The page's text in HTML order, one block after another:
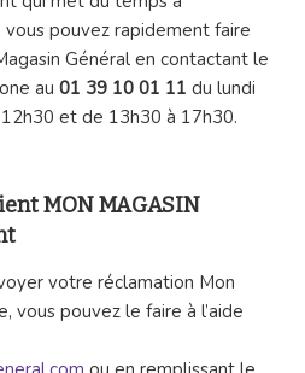
pouvez rapidement faire
Général en contactant le
au 01 39 10 01 11 du lundi
et de 13h30 à 17h30.
MON MAGASIN
votre réclamation Mon
vous pouvez le faire à l’aide